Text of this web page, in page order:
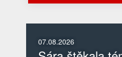
07.08.2026